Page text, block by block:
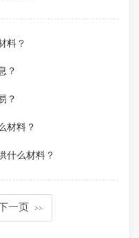
料？
？
？
材料？
什么材料？
一页 >>